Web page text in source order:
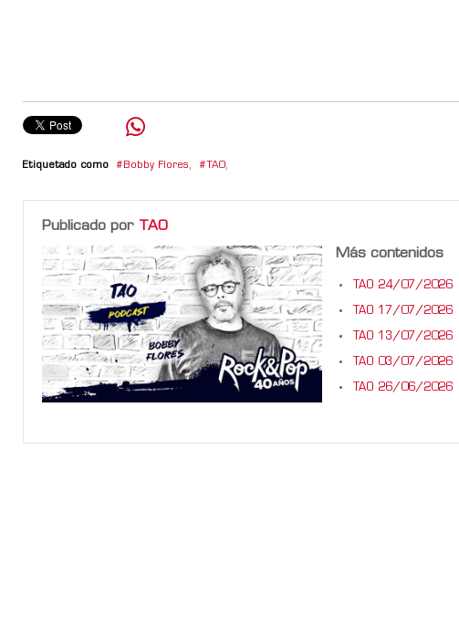
Etiquetado como Bobby Flores, TAO,
Publicado por
TAO
Más contenidos
TAO 24/07/2026
TAO 17/07/2026
TAO 13/07/2026
TAO 03/07/2026
TAO 26/06/2026